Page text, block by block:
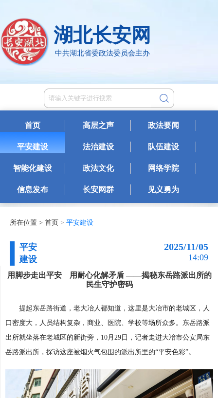
湖北长安网
中共湖北省委政法委员会主办
首页 高层之声 政法要闻
平安建设 法治建设 队伍建设
智能化建设 政法文化 网络学院
信息发布 长安网群 见义勇为
所在位置 > 首页 > 平安建设
平安
建设
2025/11/05
14:09
用脚步走出平安 用耐心化解矛盾 ——揭秘东岳路派出所的
民生守护密码
提起东岳路街道，老大冶人都知道，这里是大冶市的老城区，人
口密度大，人员结构复杂，商业、医院、学校等场所众多。东岳路派
出所就坐落在老城区的新街旁，10月29日，记者走进大冶市公安局东
岳路派出所，探访这座被烟火气包围的派出所里的“平安色彩”。